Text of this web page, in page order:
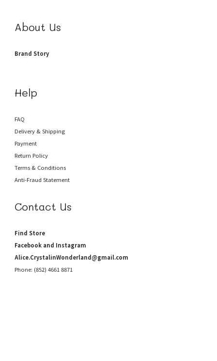
About Us
Brand Story
Help
FAQ
Delivery & Shipping
Payment
Return Policy
Terms & Conditions
Anti-Fraud Statement
Contact Us
Find Store
Facebook and Instagram
Alice.CrystalinWonderland@gmail.com
Phone: (852) 4661 8871